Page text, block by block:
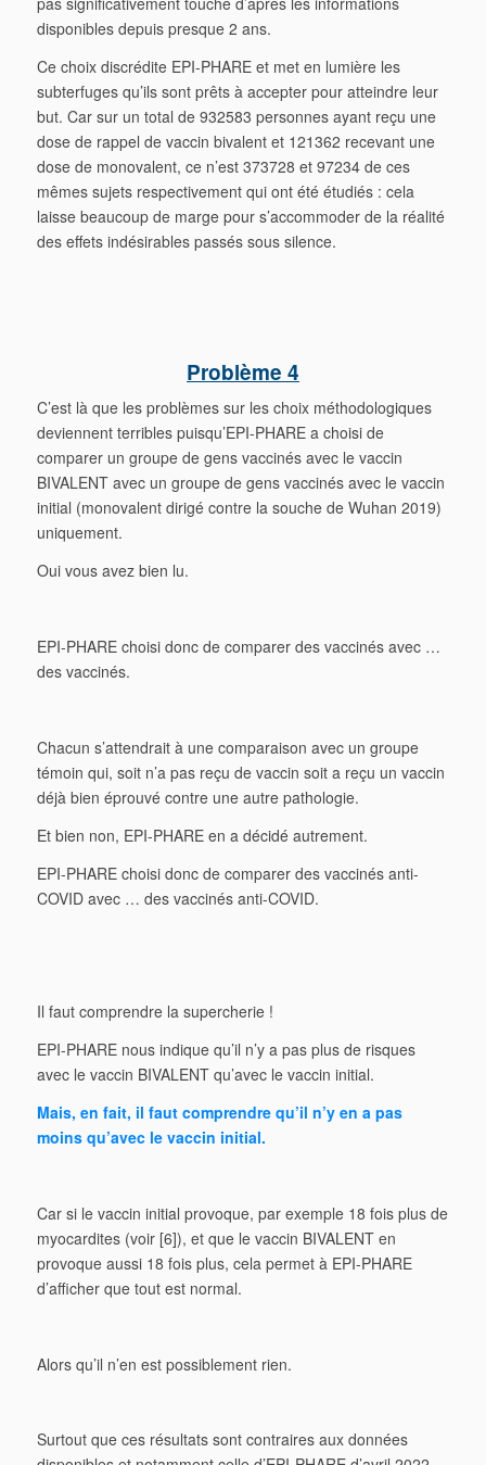
disponibles depuis presque 2 ans.
Ce choix discrédite EPI-PHARE et met en lumière les
subterfuges qu’ils sont prêts à accepter pour atteindre leur
but. Car sur un total de 932583 personnes ayant reçu une
dose de rappel de vaccin bivalent et 121362 recevant une
dose de monovalent, ce n’est 373728 et 97234 de ces
mêmes sujets respectivement qui ont été étudiés : cela
laisse beaucoup de marge pour s’accommoder de la réalité
des effets indésirables passés sous silence.
Problème 4
C’est là que les problèmes sur les choix méthodologiques
deviennent terribles puisqu’EPI-PHARE a choisi de
comparer un groupe de gens vaccinés avec le vaccin
BIVALENT avec un groupe de gens vaccinés avec le vaccin
initial (monovalent dirigé contre la souche de Wuhan 2019)
uniquement.
Oui vous avez bien lu.
EPI-PHARE choisi donc de comparer des vaccinés avec …
des vaccinés.
Chacun s’attendrait à une comparaison avec un groupe
témoin qui, soit n’a pas reçu de vaccin soit a reçu un vaccin
déjà bien éprouvé contre une autre pathologie.
Et bien non, EPI-PHARE en a décidé autrement.
EPI-PHARE choisi donc de comparer des vaccinés anti-
COVID avec … des vaccinés anti-COVID.
Il faut comprendre la supercherie !
EPI-PHARE nous indique qu’il n’y a pas plus de risques
avec le vaccin BIVALENT qu’avec le vaccin initial.
Mais, en fait, il faut comprendre qu’il n’y en a pas
moins qu’avec le vaccin initial.
Car si le vaccin initial provoque, par exemple 18 fois plus de
myocardites (voir [6]), et que le vaccin BIVALENT en
provoque aussi 18 fois plus, cela permet à EPI-PHARE
d’afficher que tout est normal.
Alors qu’il n’en est possiblement rien.
Surtout que ces résultats sont contraires aux données